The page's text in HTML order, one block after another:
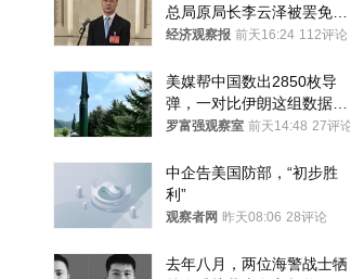
总局原局长李云泽被罢免全
国人大代表
经济观察报 前天16:24 112评论
美媒帮中国数出2850枚导
弹，一对比伊朗这组数据，
发现出大事了
罗富强观察室 前天14:48 27评论
中企告美国防部，“初步胜
利”
观察者网 昨天08:06 28评论
去年八月，两位海警战士牺